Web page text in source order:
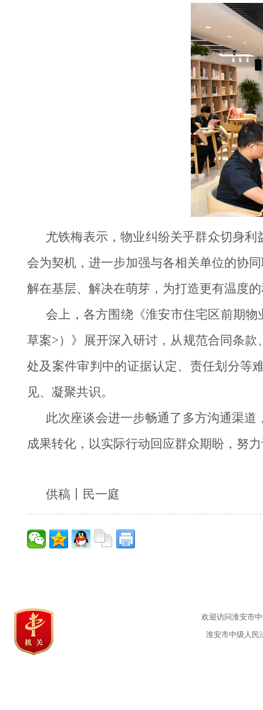
尤铁梅表示，物业纠纷关乎群众切身
会为契机，进一步加强与各相关单位的协
解在基层、解决在萌芽，为打造更有温度
会上，各方围绕《淮安市住宅区前期
草案>）》展开深入研讨，从规范合同条
处及案件审判中的证据认定、责任划分等
见、凝聚共识。
此次座谈会进一步畅通了多方沟通渠
成果转化，以实际行动回应群众期盼，努
供稿丨民一庭
欢迎访问淮安市
淮安市中级人